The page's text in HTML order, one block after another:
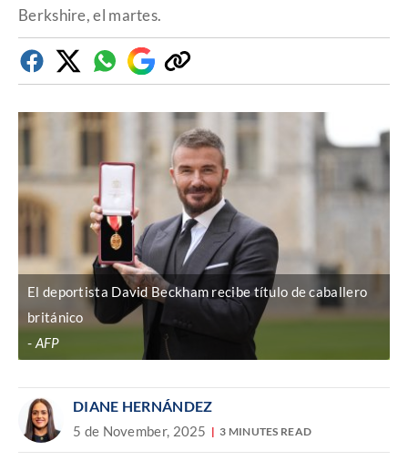
Berkshire, el martes.
FacebookTwitterWhatsapp
Google
Discover
Copiar
enlace
El deportista David Beckham recibe título de caballero
británico
AFP
DIANE HERNÁNDEZ
5 de November, 2025 3 MINUTES READ